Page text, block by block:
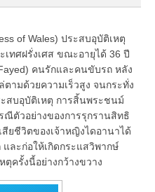
of Wales) ประสบอุบัติเหตุ
เทศฝรั่งเศส ขณะอายุได้ 36 ปี
คนรักและคนขับรถ หลัง
ามด้วยความเร็วสูง จนกระทั่ง
สบอุบัติเหตุ การสิ้นพระชนม์
ณีตัวอย่างของการรุกรานสิทธิ
ยชีวิตของเจ้าหญิงไดอานาได้
ละก่อให้เกิดกระแสวิพากษ์
ตุครั้งนี้อย่างกว้างขวาง